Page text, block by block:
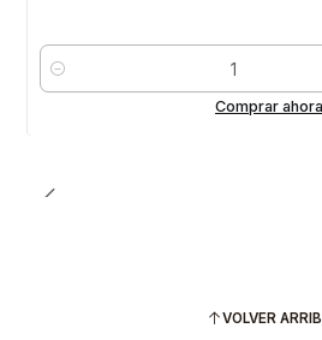
Cantidad
Comprar ahora
VOLVER